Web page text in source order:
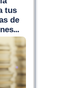
tus
de
en